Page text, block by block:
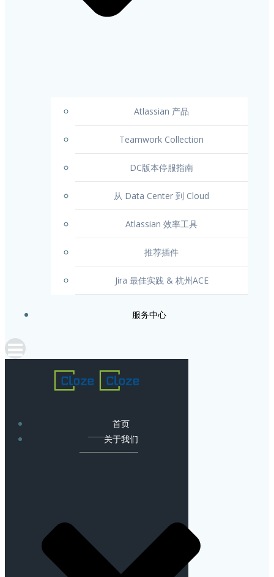
Atlassian 产品
Teamwork Collection
DC版本停服指南
从 Data Center 到 Cloud
Atlassian 效率工具
推荐插件
Jira 最佳实践 & 杭州ACE
服务中心
首页
关于我们